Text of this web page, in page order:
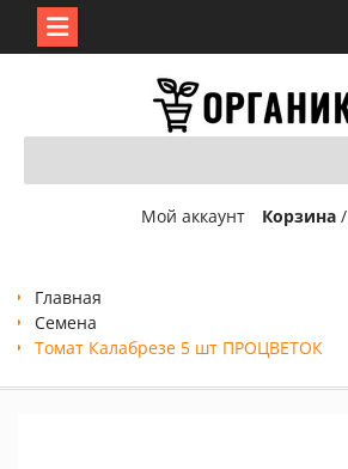
Мой аккаунт Корзина/
Главная
Семена
Томат Калабрезе 5 шт ПРОЦВЕТОК